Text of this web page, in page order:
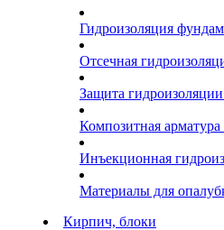
Гидроизоляция
Отсечная
Защита
Композитная арматура
Инъекционная
Материалы для
Кирпич, блоки